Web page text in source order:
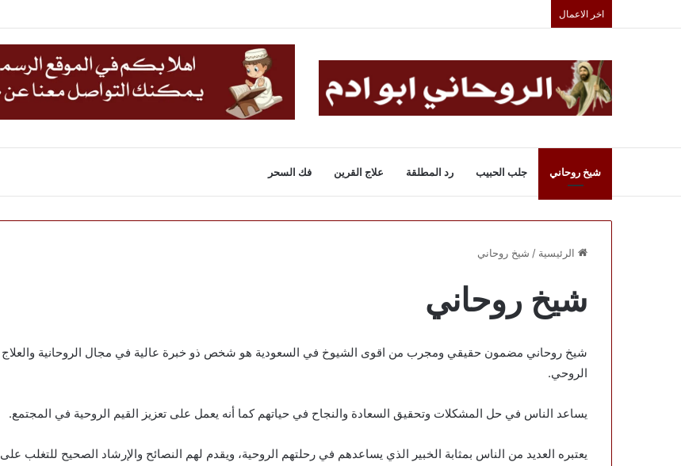
اخر الاعمال
شيخ روحاني جلب الحبيب رد المطلقة علاج القرين فك السحر
الرئيسية / شيخ روحاني
شيخ روحاني
شيخ روحاني مضمون حقيقي ومجرب من اقوى الشيوخ في السعودية هو شخص ذو خبرة عالية في مجال الروحانية والعلاج
الروحي.
يساعد الناس في حل المشكلات وتحقيق السعادة والنجاح في حياتهم كما أنه يعمل على تعزيز القيم الروحية في المجتمع.
يعتبره العديد من الناس بمثابة الخبير الذي يساعدهم في رحلتهم الروحية، ويقدم لهم النصائح والإرشاد الصحيح للتغلب على